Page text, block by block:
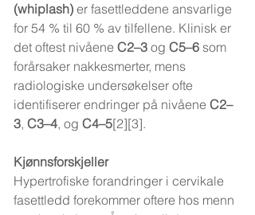
(whiplash) er fasettleddene ansvarlige
for 54 % til 60 % av tilfellene. Klinisk er
det oftest nivåene C2–3 og C5–6 som
forårsaker nakkesmerter, mens
radiologiske undersøkelser ofte
identifiserer endringer på nivåene C2–
3, C3–4, og C4–5[2][3].
Kjønnsforskjeller
Hypertrofiske forandringer i cervikale
fasettledd forekommer oftere hos menn